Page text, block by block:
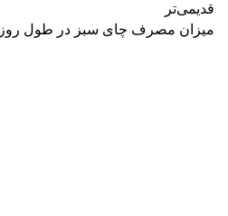
قدیمی‌تر
میزان مصرف چای سبز در طول روز